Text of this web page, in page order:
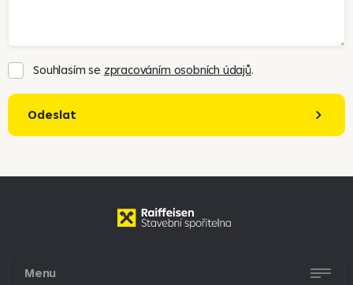
Souhlasím se zpracováním osobních údajů.
Odeslat
Menu